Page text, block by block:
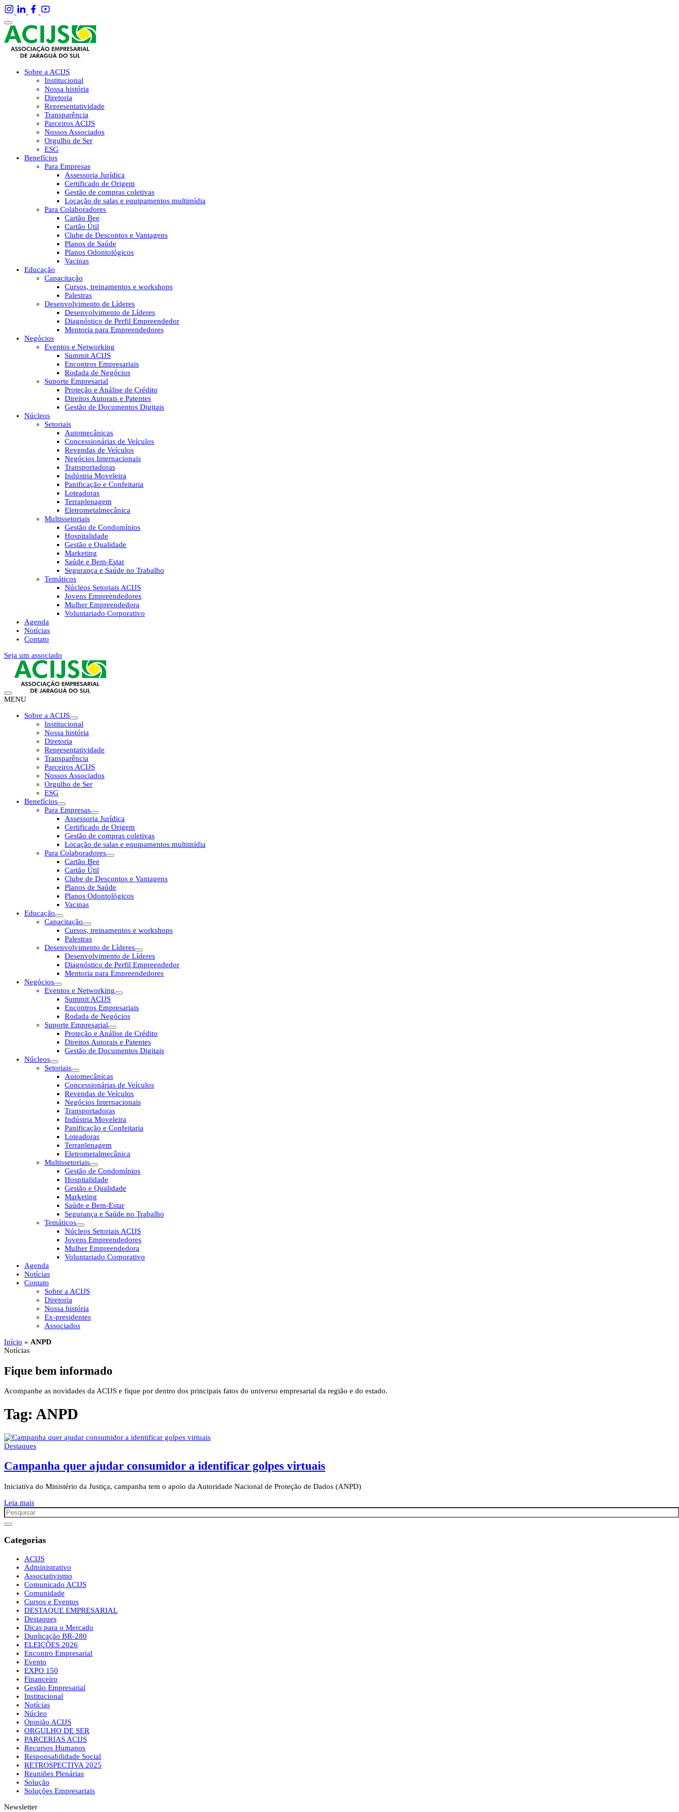
Sobre a ACIJS
Institucional
Nossa história
Diretoria
Representatividade
Transparência
Parceiros ACIJS
Nossos Associados
Orgulho de Ser
ESG
Benefícios
Para Empresas
Assessoria Jurídica
Certificado de Origem
Gestão de compras coletivas
Locação de salas e equipamentos multimídia
Para Colaboradores
Cartão Bee
Cartão Útil
Clube de Descontos e Vantagens
Planos de Saúde
Planos Odontológicos
Vacinas
Educação
Capacitação
Cursos, treinamentos e workshops
Palestras
Desenvolvimento de Líderes
Desenvolvimento de Líderes
Diagnóstico de Perfil Empreendedor
Mentoria para Empreendedores
Negócios
Eventos e Networking
Summit ACIJS
Encontros Empresariais
Rodada de Negócios
Suporte Empresarial
Proteção e Análise de Crédito
Direitos Autorais e Patentes
Gestão de Documentos Digitais
Núcleos
Setoriais
Automecânicas
Concessionárias de Veículos
Revendas de Veículos
Negócios Internacionais
Transportadoras
Indústria Moveleira
Panificação e Confeitaria
Loteadoras
Terraplenagem
Eletrometalmecânica
Multissetoriais
Gestão de Condomínios
Hospitalidade
Gestão e Qualidade
Marketing
Saúde e Bem-Estar
Segurança e Saúde no Trabalho
Temáticos
Núcleos Setoriais ACIJS
Jovens Empreendedores
Mulher Empreendedora
Voluntariado Corporativo
Agenda
Notícias
Contato
Seja um associado
MENU
Sobre a ACIJS
Institucional
Nossa história
Diretoria
Representatividade
Transparência
Parceiros ACIJS
Nossos Associados
Orgulho de Ser
ESG
Benefícios
Para Empresas
Assessoria Jurídica
Certificado de Origem
Gestão de compras coletivas
Locação de salas e equipamentos multimídia
Para Colaboradores
Cartão Bee
Cartão Útil
Clube de Descontos e Vantagens
Planos de Saúde
Planos Odontológicos
Vacinas
Educação
Capacitação
Cursos, treinamentos e workshops
Palestras
Desenvolvimento de Líderes
Desenvolvimento de Líderes
Diagnóstico de Perfil Empreendedor
Mentoria para Empreendedores
Negócios
Eventos e Networking
Summit ACIJS
Encontros Empresariais
Rodada de Negócios
Suporte Empresarial
Proteção e Análise de Crédito
Direitos Autorais e Patentes
Gestão de Documentos Digitais
Núcleos
Setoriais
Automecânicas
Concessionárias de Veículos
Revendas de Veículos
Negócios Internacionais
Transportadoras
Indústria Moveleira
Panificação e Confeitaria
Loteadoras
Terraplenagem
Eletrometalmecânica
Multissetoriais
Gestão de Condomínios
Hospitalidade
Gestão e Qualidade
Marketing
Saúde e Bem-Estar
Segurança e Saúde no Trabalho
Temáticos
Núcleos Setoriais ACIJS
Jovens Empreendedores
Mulher Empreendedora
Voluntariado Corporativo
Agenda
Notícias
Contato
Sobre a ACIJS
Diretoria
Nossa história
Ex-presidentes
Associados
Início » ANPD
Notícias
Fique bem informado
Acompanhe as novidades da ACIJS e fique por dentro dos principais fatos do universo empresarial da região e do estado.
Tag: ANPD
Destaques
Campanha quer ajudar consumidor a identificar golpes virtuais
Iniciativa do Ministério da Justiça, campanha tem o apoio da Autoridade Nacional de Proteção de Dados (ANPD)
Leia mais
Categorias
ACIJS
Administrativo
Associativismo
Comunicado ACIJS
Comunidade
Cursos e Eventos
DESTAQUE EMPRESARIAL
Destaques
Dicas para o Mercado
Duplicação BR-280
ELEIÇÕES 2026
Encontro Empresarial
Evento
EXPO 150
Financeiro
Gestão Empresarial
Institucional
Notícias
Núcleo
Opinião ACIJS
ORGULHO DE SER
PARCERIAS ACIJS
Recursos Humanos
Responsabilidade Social
RETROSPECTIVA 2025
Reuniões Plenárias
Solução
Soluções Empresariais
Newsletter